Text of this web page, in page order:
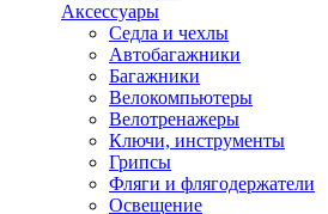
Аксессуары
Седла и чехлы
Автобагажники
Багажники
Велокомпьютеры
Велотренажеры
Ключи, инструменты
Грипсы
Фляги и флягодержатели
Освещение